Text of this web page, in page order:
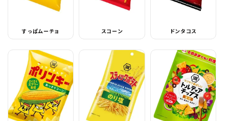
すっぱムーチョ スコーン ドンタコス